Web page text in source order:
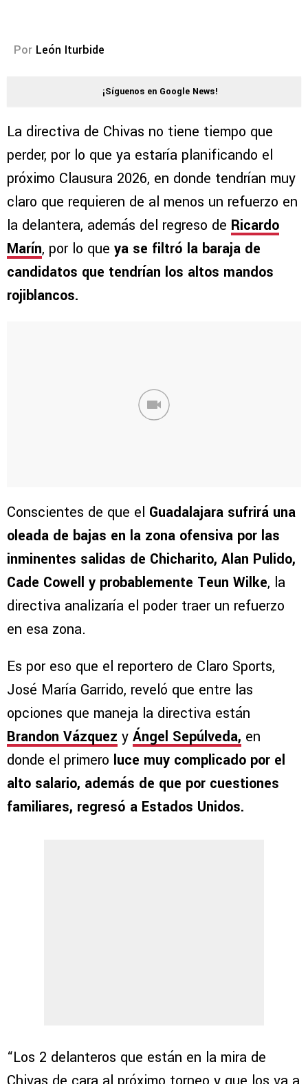
Por León Iturbide
¡Síguenos en Google News!
La directiva de Chivas no tiene tiempo que
perder, por lo que ya estaría planificando el
próximo Clausura 2026, en donde tendrían muy
claro que requieren de al menos un refuerzo en
la delantera, además del regreso de Ricardo
Marín, por lo que ya se filtró la baraja de
candidatos que tendrían los altos mandos
rojiblancos.
Conscientes de que el Guadalajara sufrirá una
oleada de bajas en la zona ofensiva por las
inminentes salidas de Chicharito, Alan Pulido,
Cade Cowell y probablemente Teun Wilke, la
directiva analizaría el poder traer un refuerzo
en esa zona.
Es por eso que el reportero de Claro Sports,
José María Garrido, reveló que entre las
opciones que maneja la directiva están
Brandon Vázquez y Ángel Sepúlveda, en
donde el primero luce muy complicado por el
alto salario, además de que por cuestiones
familiares, regresó a Estados Unidos.
“Los 2 delanteros que están en la mira de